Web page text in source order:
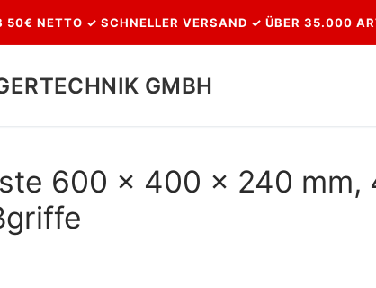
50€ NETTO ✓ SCHNELLER VERSAND ✓ ÜBER 35.000
GMBH
600 x 400 x 240 mm,